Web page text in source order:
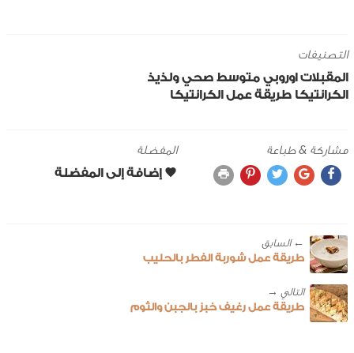
التصنيفات
المقبلات اوروبي متوسط صحي ولذيذ
الكرانتيكا طريقة عمل الكرانتيكا
مشاركة & طباعة المفضلة
← ‎السابق
طريقة عمل شوربة الفطر بالحليب
طريقة عمل رغيف خبز بالجبن والثوم